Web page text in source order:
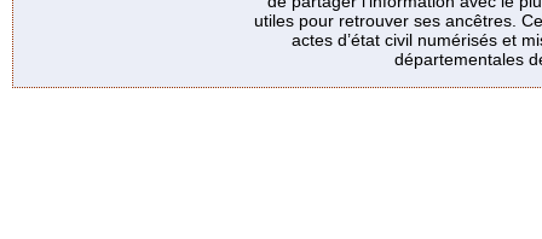
utiles pour retrouver ses ancêtres.
actes d’état civil numérisés et
départementales